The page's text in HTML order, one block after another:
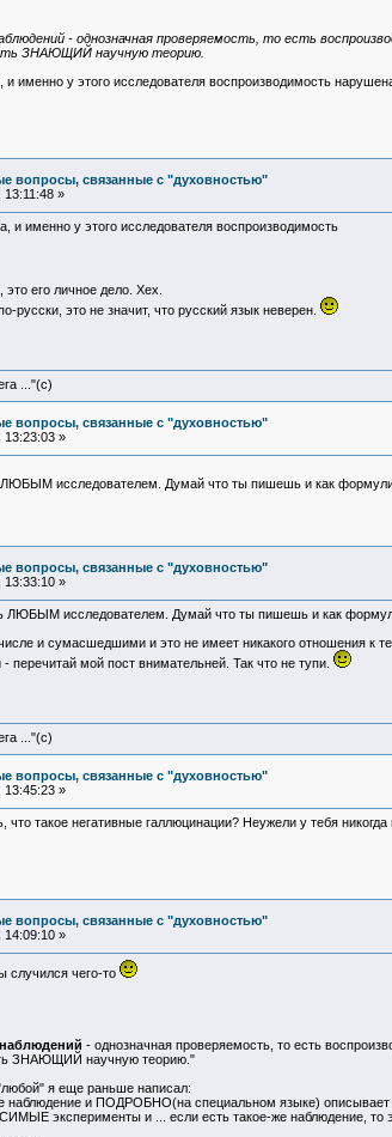
- однозначная проверяемость, то есть
ЗНАЮЩИЙ научную теорию.
именно у этого исследователя воспроизводимость
вопросы, связанные с "духовностью"
13:11:48 »
и именно у этого исследователя воспроизводимость
его личное дело. Хех.
русски, это не значит, что русский язык неверен.
..."(с)
вопросы, связанные с "духовностью"
13:23:03 »
ЛЮБЫМ исследователем. Думай что ты пишешь и как
вопросы, связанные с "духовностью"
13:33:10 »
ЛЮБЫМ исследователем. Думай что ты пишешь и как
и сумасшедшими и это не имеет никакого отношения к
перечитай мой пост внимательней. Так что не тупи.
..."(с)
вопросы, связанные с "духовностью"
13:45:23 »
что такое негативные галлюцинации? Неужели у тебя
вопросы, связанные с "духовностью"
14:09:10 »
случился чего-то
- однозначная проверяемость, то есть
ЗНАЮЩИЙ научную теорию."
я еще раньше написал:
наблюдение и ПОДРОБНО(на специальном языке) описывает
эксперименты и ... если есть такое-же наблюдение, то